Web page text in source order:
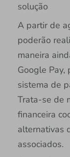
solução
A partir de
poderão
maneira
Google
sistema de
Trata-se de
financeira
alternativas
associados.